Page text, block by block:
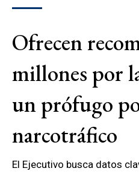
Ofrecen
millones por
un prófugo
narcotráfico
El Ejecutivo busca datos